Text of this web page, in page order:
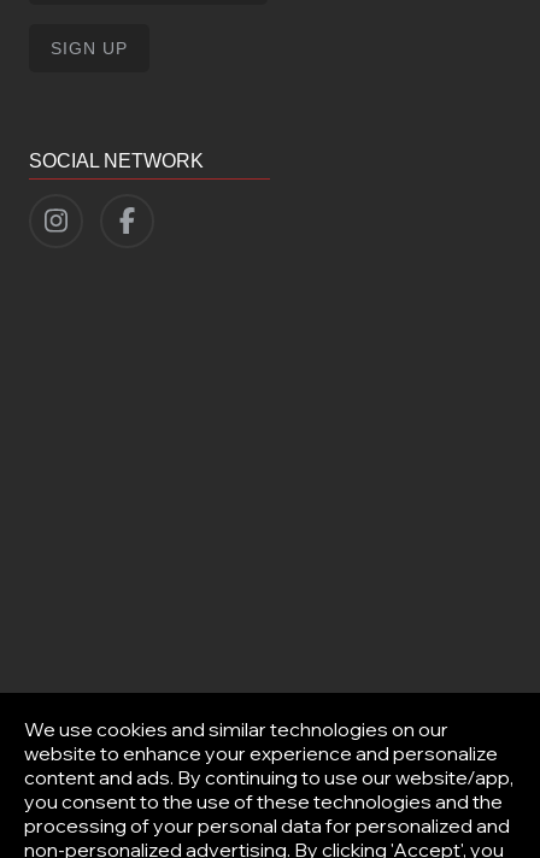
SOCIAL NETWORK
We use cookies and similar technologies on our
website to enhance your experience and personalize
content and ads. By continuing to use our website/app,
you consent to the use of these technologies and the
processing of your personal data for personalized and
non-personalized advertising. By clicking 'Accept', you